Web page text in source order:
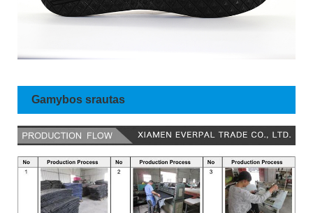
Gamybos srautas